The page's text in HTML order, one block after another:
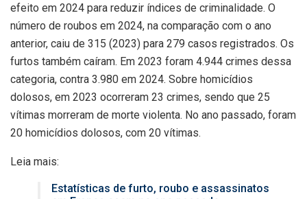
efeito em 2024 para reduzir índices de criminalidade. O
número de roubos em 2024, na comparação com o ano
anterior, caiu de 315 (2023) para 279 casos registrados. Os
furtos também caíram. Em 2023 foram 4.944 crimes dessa
categoria, contra 3.980 em 2024. Sobre homicídios
dolosos, em 2023 ocorreram 23 crimes, sendo que 25
vítimas morreram de morte violenta. No ano passado, foram
20 homicídios dolosos, com 20 vítimas.
Leia mais:
Estatísticas de furto, roubo e assassinatos